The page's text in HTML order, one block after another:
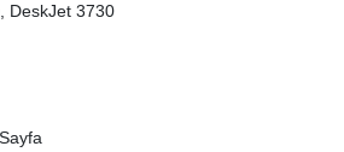
DeskJet 3730